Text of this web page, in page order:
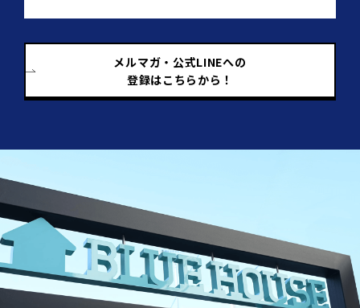
メルマガ・公式LINEへの
登録はこちらから！